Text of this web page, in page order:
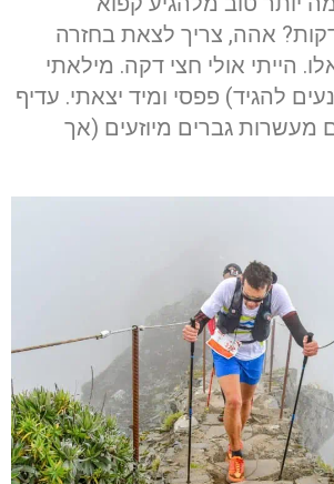
אהה, צריך לצאת בחזרה
הייתי אולי חצי דקה. מילאתי
להגיד) פפסי ומיד יצאתי. עדיף
מעשרות גברים מיוזעים (אך